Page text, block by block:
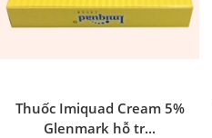
Thuốc Imiquad Cream 5%
Glenmark hỗ tr...